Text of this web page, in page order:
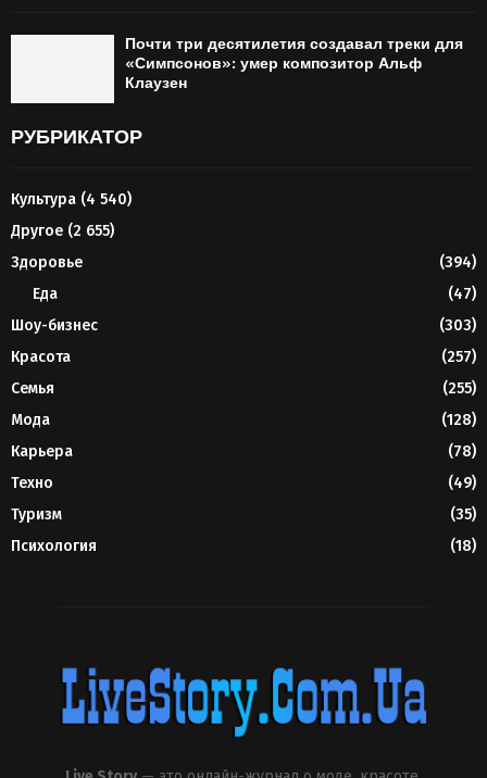
Почти три десятилетия создавал треки для
«Симпсонов»: умер композитор Альф
Клаузен
РУБРИКАТОР
Культура (4 540)
Другое (2 655)
Здоровье
(394)
Еда
(47)
Шоу-бизнес
(303)
Красота
(257)
Семья
(255)
Мода
(128)
Карьера
(78)
Техно
(49)
Туризм
(35)
Психология
(18)